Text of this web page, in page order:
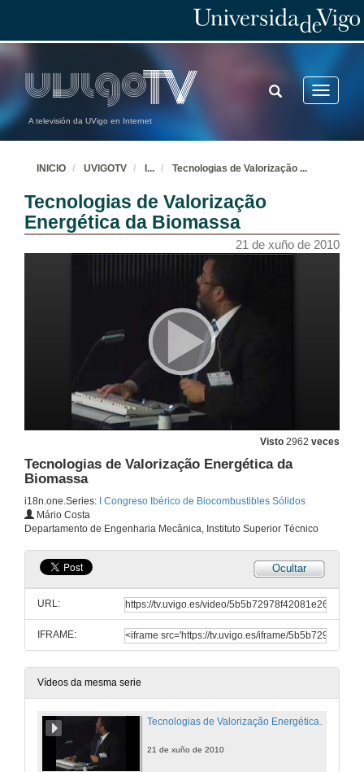
A televisión da UVigo en Internet
Toggle
TOGGLE
SEARCH
INICIO UVIGOTV ... Tecnologias de Valorização ...
Tecnologias de Valorização
Energética da Biomassa
21 de xuño de 2010
Visto 2962 veces
Tecnologias de Valorização Energética da
Biomassa
i18n.one.Series:
I Congreso Ibérico de Biocombustibles Sólidos
Mário Costa
Departamento de Engenharia Mecânica, Instituto Superior Técnico
Ocultar
URL:
IFRAME:
Vídeos da mesma serie
Tecnologias de Valorização Energética da Biomassa
21 de xuño de 2010